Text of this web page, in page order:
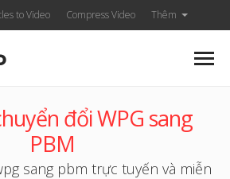
to Video Compress Video Thêm
đổi WPG sang
PBM
sang pbm trực tuyến và miễn